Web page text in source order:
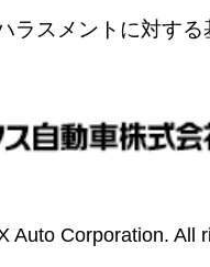
ラスメントに対する
Auto Corporation. All